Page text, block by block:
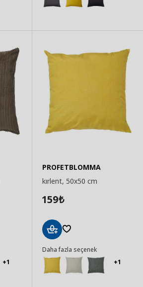
+1
PROFETBLOMMA
kırlent, 50x50 cm
159₺
Ekle
Daha fazla seçenek
+1